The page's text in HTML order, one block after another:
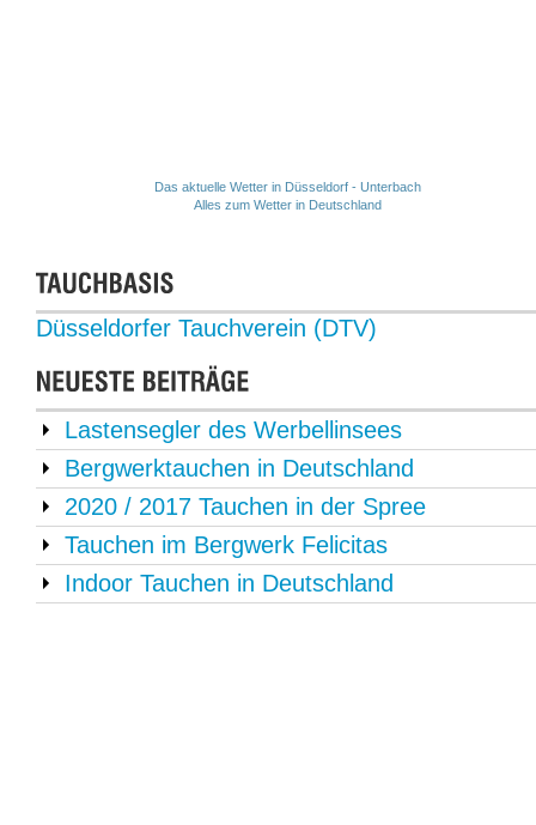
Das aktuelle Wetter in Düsseldorf - Unterbach
Alles zum Wetter in Deutschland
Düsseldorfer Tauchverein (DTV)
Lastensegler des Werbellinsees
Bergwerktauchen in Deutschland
2020 / 2017 Tauchen in der Spree
Tauchen im Bergwerk Felicitas
Indoor Tauchen in Deutschland